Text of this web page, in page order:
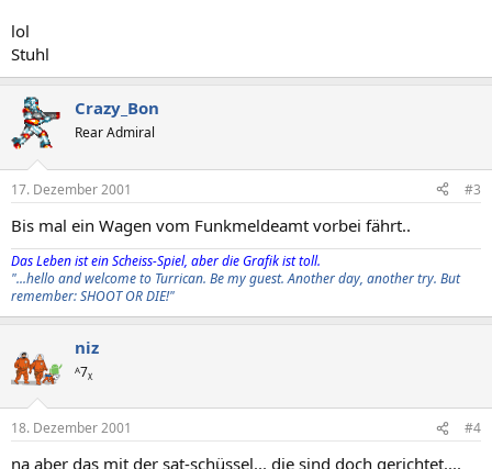
lol
Stuhl
Crazy_Bon
Rear Admiral
17. Dezember 2001 #3
Bis mal ein Wagen vom Funkmeldeamt vorbei fährt..
Das Leben ist ein Scheiss-Spiel, aber die Grafik ist toll.
"...hello and welcome to Turrican. Be my guest. Another day, another try. But
remember: SHOOT OR DIE!"
niz
ᴬ7ᵪ
18. Dezember 2001 #4
na aber das mit der sat-schüssel... die sind doch gerichtet....